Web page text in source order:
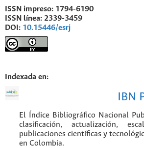
ISSN impreso: 1794-6190
ISSN línea: 2339-3459
DOI: 10.15446/esrj
Indexada en:
IBN
El Índice Bibliográfico Nacional
clasificación, actualización,
publicaciones científicas y
en Colombia.